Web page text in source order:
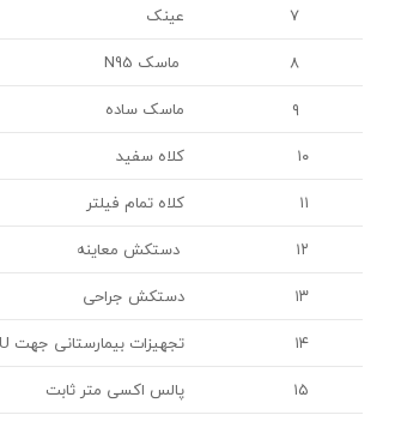
۷
عینک
۸
ماسک N95
ماسک ساده
۱۰
کلاه سفید
کلاه تمام فیلتر
دستکش معاینه
۱۳
دستکش جراحی
۱۴
تجهیزات بیمارستانی جهت ICU و CCU
پالس اکسی متر ثابت